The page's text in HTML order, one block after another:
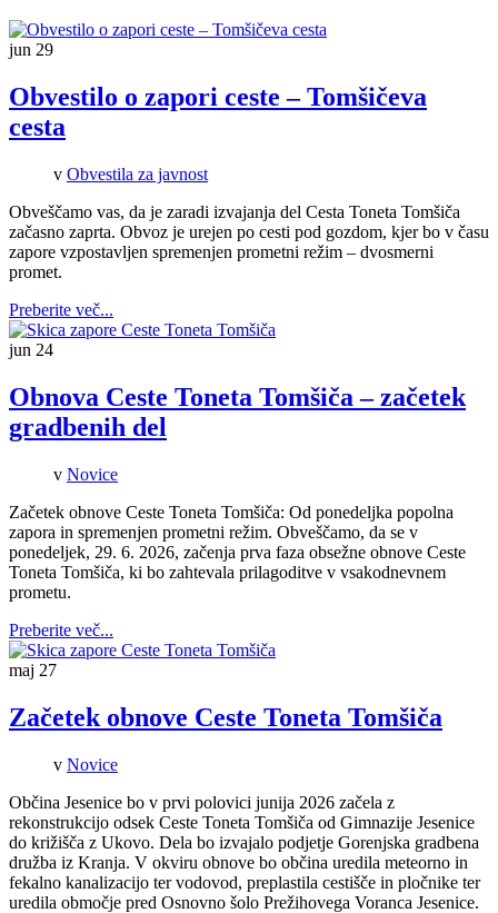
jun 29
Obvestilo o zapori ceste – Tomšičeva
cesta
v Obvestila za javnost
Obveščamo vas, da je zaradi izvajanja del Cesta Toneta Tomšiča
začasno zaprta. Obvoz je urejen po cesti pod gozdom, kjer bo v času
zapore vzpostavljen spremenjen prometni režim – dvosmerni
promet.
Preberite več...
jun 24
Obnova Ceste Toneta Tomšiča – začetek
gradbenih del
v Novice
Začetek obnove Ceste Toneta Tomšiča: Od ponedeljka popolna
zapora in spremenjen prometni režim. Obveščamo, da se v
ponedeljek, 29. 6. 2026, začenja prva faza obsežne obnove Ceste
Toneta Tomšiča, ki bo zahtevala prilagoditve v vsakodnevnem
prometu.
Preberite več...
maj 27
Začetek obnove Ceste Toneta Tomšiča
v Novice
Občina Jesenice bo v prvi polovici junija 2026 začela z
rekonstrukcijo odsek Ceste Toneta Tomšiča od Gimnazije Jesenice
do križišča z Ukovo. Dela bo izvajalo podjetje Gorenjska gradbena
družba iz Kranja. V okviru obnove bo občina uredila meteorno in
fekalno kanalizacijo ter vodovod, preplastila cestišče in pločnike ter
uredila območje pred Osnovno šolo Prežihovega Voranca Jesenice.